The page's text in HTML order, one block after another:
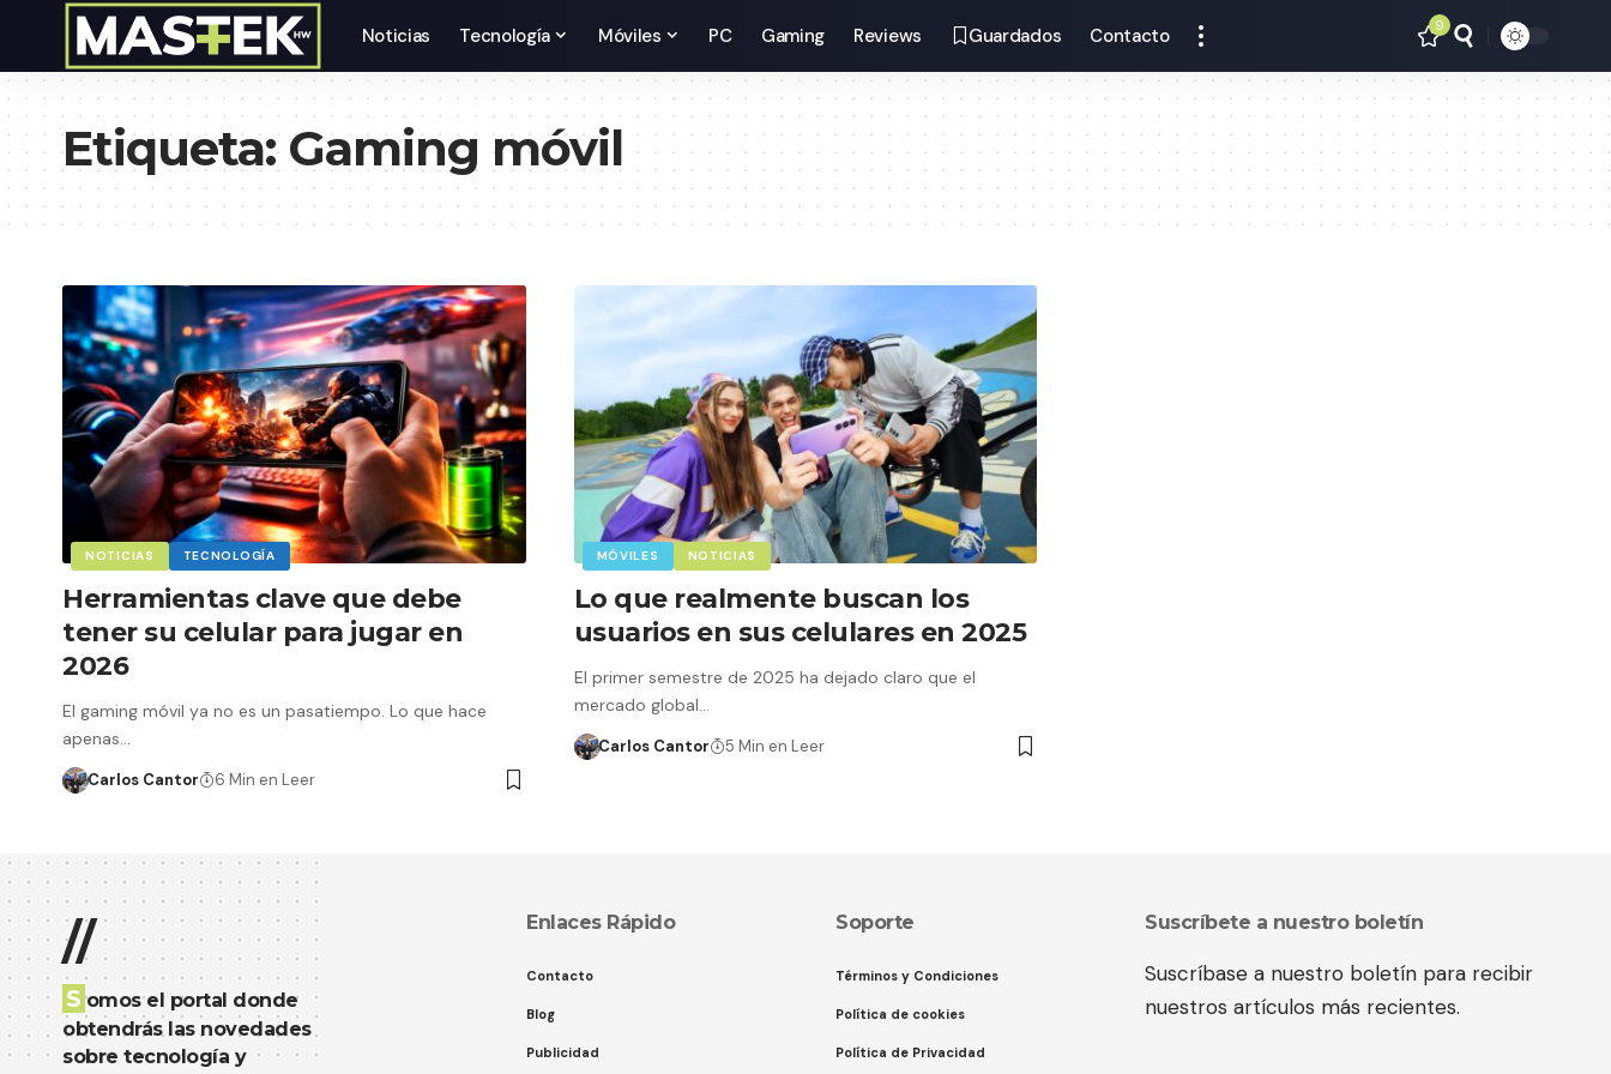
Noticias Tecnología Móviles PC Gaming Reviews Guardados Contacto 9
Etiqueta:Gaming móvil
NOTICIAS TECNOLOGÍA
Herramientas clave que debe
tener su celular para jugar en
2026
El gaming móvil ya no es un pasatiempo. Lo que hace
apenas…
Carlos Cantor 6 Min en Leer
MÓVILES NOTICIAS
Lo que realmente buscan los
usuarios en sus celulares en 2025
El primer semestre de 2025 ha dejado claro que el
mercado global…
Carlos Cantor 5 Min en Leer
//
S omos el portal donde
obtendrás las novedades
sobre tecnología y
Enlaces Rápido
Contacto
Blog
Publicidad
Soporte
Términos y Condiciones
Política de cookies
Política de Privacidad
Suscríbete a nuestro boletín
Suscríbase a nuestro boletín para recibir
nuestros artículos más recientes.